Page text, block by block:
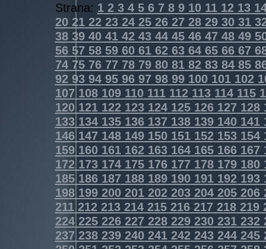
Strana: 12345678910111213
202122232425262728293031
383940414243444546474849
565758596061626364656667
747576777879808182838485
9293949596979899100101102
107108109110111112113114115
120121122123124125126127128
133134135136137138139140141
146147148149150151152153154
159160161162163164165166167
172173174175176177178179180
185186187188189190191192193
198199200201202203204205206
211212213214215216217218219
224225226227228229230231232
237238239240241242243244245